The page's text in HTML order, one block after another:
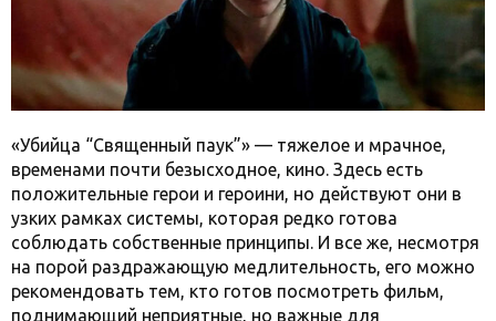
«Убийца “Священный паук”» — тяжелое и мрачное,
временами почти безысходное, кино. Здесь есть
положительные герои и героини, но действуют они в
узких рамках системы, которая редко готова
соблюдать собственные принципы. И все же, несмотря
на порой раздражающую медлительность, его можно
рекомендовать тем, кто готов посмотреть фильм,
поднимающий неприятные, но важные для